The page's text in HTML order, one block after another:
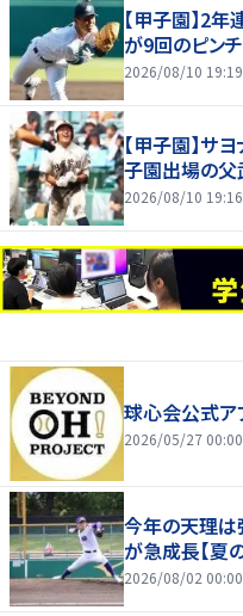
【甲子園】2
が9回のピン
2026/08/10 19:19
【甲子園】サ
子園出場の父
2026/08/10 19:16
球心会公式ア
2026/05/27 00:00
今年の天理は
が急成長【夏
2026/08/02 00:00